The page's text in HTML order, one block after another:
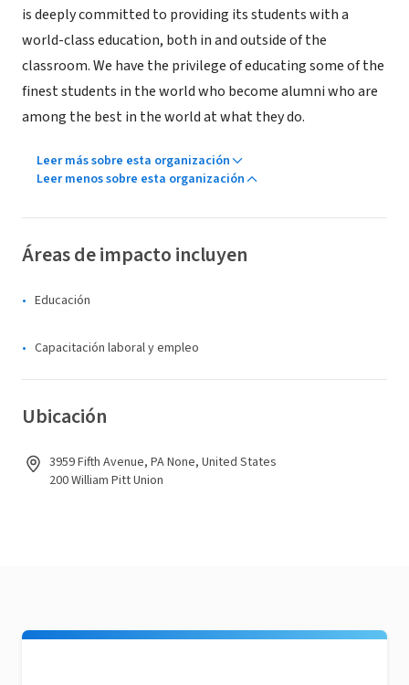
is deeply committed to providing its students with a
world-class education, both in and outside of the
classroom. We have the privilege of educating some of the
finest students in the world who become alumni who are
among the best in the world at what they do.
Leer más sobre esta organización
Leer menos sobre esta organización
Áreas de impacto incluyen
Educación
Capacitación laboral y empleo
Ubicación
3959 Fifth Avenue, PA None, United States
200 William Pitt Union